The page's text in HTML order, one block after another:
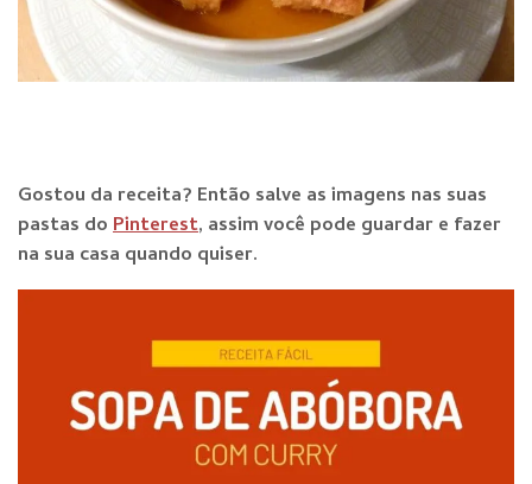
Gostou da receita? Então salve as imagens nas suas
pastas doPinterest, assim você pode guardar e fazer
na sua casa quando quiser.